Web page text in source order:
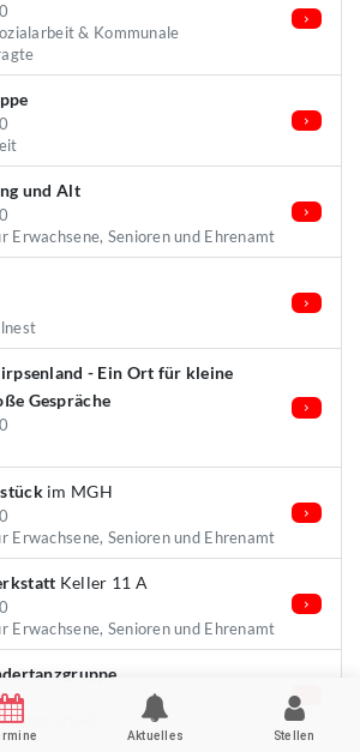
& Kommunale
und Alt
Erwachsene, Senioren und Ehrenamt
- Ein Ort für kleine
Gespräche
im MGH
Erwachsene, Senioren und Ehrenamt
Keller 11 A
Erwachsene, Senioren und Ehrenamt
Aktuelles Stellen